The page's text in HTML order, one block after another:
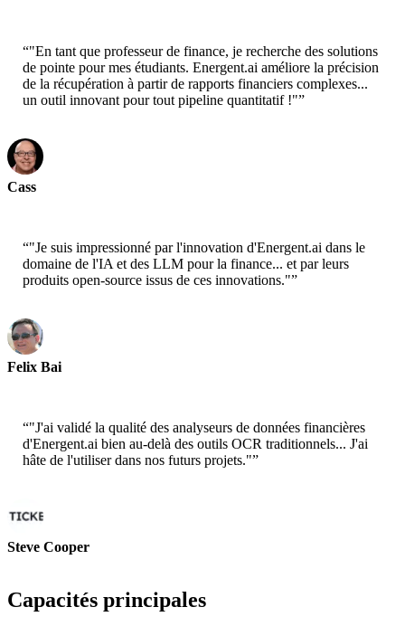
“"En tant que professeur de finance, je recherche des solutions
de pointe pour mes étudiants. Energent.ai améliore la précision
de la récupération à partir de rapports financiers complexes...
un outil innovant pour tout pipeline quantitatif !"”
Cass
“"Je suis impressionné par l'innovation d'Energent.ai dans le
domaine de l'IA et des LLM pour la finance... et par leurs
produits open-source issus de ces innovations."”
Felix Bai
“"J'ai validé la qualité des analyseurs de données financières
d'Energent.ai bien au-delà des outils OCR traditionnels... J'ai
hâte de l'utiliser dans nos futurs projets."”
Steve Cooper
Capacités principales